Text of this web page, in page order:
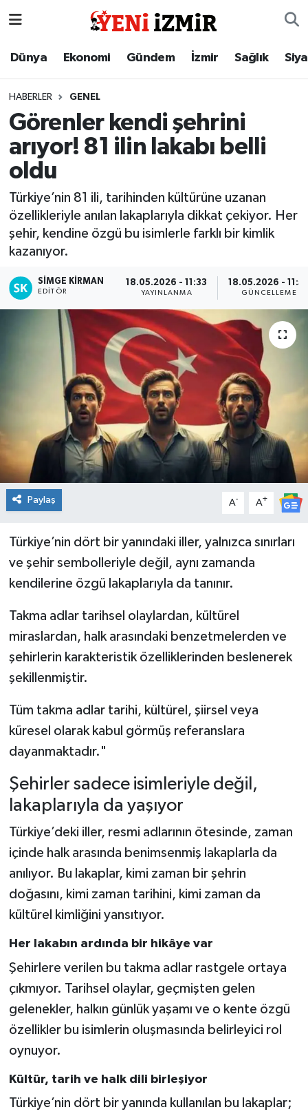
Dünya Ekonomi Gündem İzmir Sağlık
HABERLER GENEL
Görenler kendi şehrini
arıyor! 81 ilin lakabı belli
oldu
Türkiye’nin 81 ili, tarihinden kültürüne uzanan
özellikleriyle anılan lakaplarıyla dikkat çekiyor. Her
şehir, kendine özgü bu isimlerle farklı bir kimlik
kazanıyor.
SIMGE KİRMAN
EDITÖR
18.05.2026 - 11:33
YAYINLANMA
18.05.2026 -
GÜNCELLEME
Paylaş A- A+
Türkiye’nin dört bir yanındaki iller, yalnızca sınırları
ve şehir sembolleriyle değil, aynı zamanda
kendilerine özgü lakaplarıyla da tanınır.
Takma adlar tarihsel olaylardan, kültürel
miraslardan, halk arasındaki benzetmelerden ve
şehirlerin karakteristik özelliklerinden beslenerek
şekillenmiştir.
Tüm takma adlar tarihi, kültürel, şiirsel veya
küresel olarak kabul görmüş referanslara
dayanmaktadır."
Şehirler sadece isimleriyle değil,
lakaplarıyla da yaşıyor
Türkiye’deki iller, resmi adlarının ötesinde, zaman
içinde halk arasında benimsenmiş lakaplarla da
anılıyor. Bu lakaplar, kimi zaman bir şehrin
doğasını, kimi zaman tarihini, kimi zaman da
kültürel kimliğini yansıtıyor.
Her lakabın ardında bir hikâye var
Şehirlere verilen bu takma adlar rastgele ortaya
çıkmıyor. Tarihsel olaylar, geçmişten gelen
gelenekler, halkın günlük yaşamı ve o kente özgü
özellikler bu isimlerin oluşmasında belirleyici rol
oynuyor.
Kültür, tarih ve halk dili birleşiyor
Türkiye’nin dört bir yanında kullanılan bu lakaplar;
Dünya
Gündem
İzmir
Sağlık
Siyaset
Spor
Teknoloji
Tatil ve Seyahat
Çevre
Okul Gazetesi
İzmir Nöbetçi Eczaneler
İzmir Namaz Vakitleri
İzmir Trafik Yoğunluk Haritası
Süper Lig Puan Durumu ve Fikstür
Tüm Manşetler